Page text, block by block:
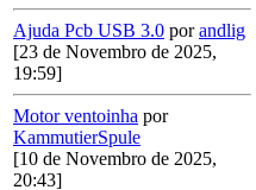
Ajuda Pcb USB 3.0 porandlig
[23 de Novembro de 2025,
19:59]
Motor ventoinha por
KammutierSpule
[10 de Novembro de 2025,
20:43]